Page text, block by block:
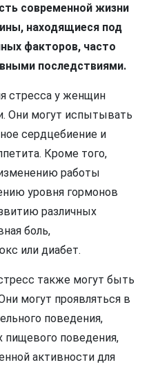
современной жизни
находящиеся под
факторов, часто
последствиями.
стресса у женщин
Они могут испытывать
сердцебиение и
Кроме того,
работы
уровня гормонов
различных
боль,
или диабет.
также могут быть
могут проявляться в
поведения,
пищевого поведения,
активности для